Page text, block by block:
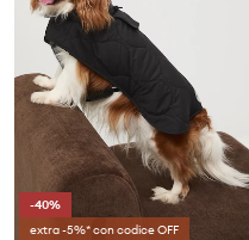
-40%
extra -5%* con codice OFF